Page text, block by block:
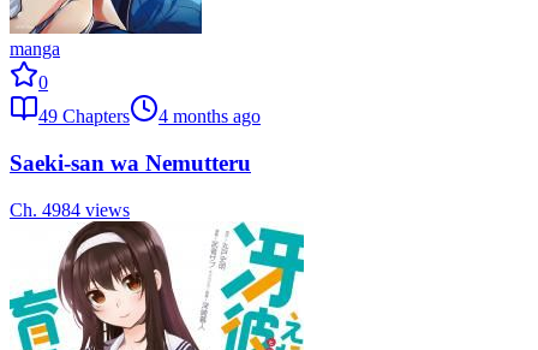
manga
0
49 Chapters 4 months ago
Saeki-san wa Nemutteru
Ch. 4984 views